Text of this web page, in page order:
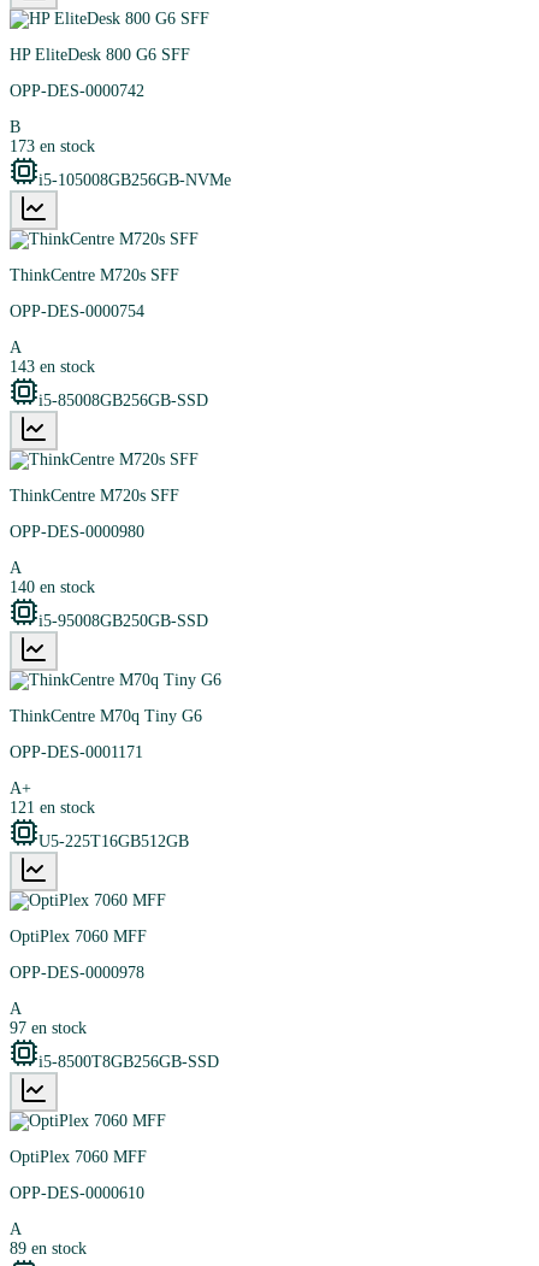
HP EliteDesk 800 G6 SFF
OPP-DES-0000742
B
173 en stock
i5-105008GB256GB-NVMe
ThinkCentre M720s SFF
OPP-DES-0000754
A
143 en stock
i5-85008GB256GB-SSD
ThinkCentre M720s SFF
OPP-DES-0000980
A
140 en stock
i5-95008GB250GB-SSD
ThinkCentre M70q Tiny G6
OPP-DES-0001171
A+
121 en stock
U5-225T16GB512GB
OptiPlex 7060 MFF
OPP-DES-0000978
A
97 en stock
i5-8500T8GB256GB-SSD
OptiPlex 7060 MFF
OPP-DES-0000610
A
89 en stock